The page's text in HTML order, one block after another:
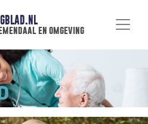
en omgeving